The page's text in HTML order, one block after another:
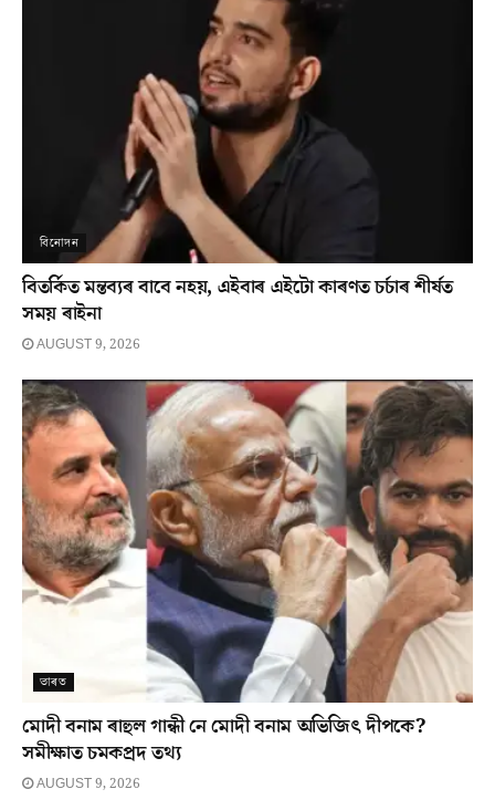
বিনোদন
বিতৰ্কিত মন্তব্যৰ বাবে নহয়, এইবাৰ এইটো কাৰণত চৰ্চাৰ শীৰ্ষত
সময় ৰাইনা
AUGUST 9, 2026
ভাৰত
মোদী বনাম ৰাহুল গান্ধী নে মোদী বনাম অভিজিৎ দীপকে?
সমীক্ষাত চমকপ্ৰদ তথ্য
AUGUST 9, 2026